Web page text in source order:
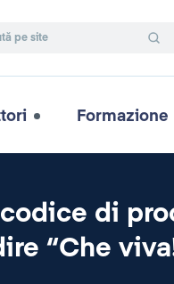
Formazione
di
“Che